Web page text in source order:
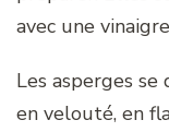
avec une
Les asperges
en velouté, en